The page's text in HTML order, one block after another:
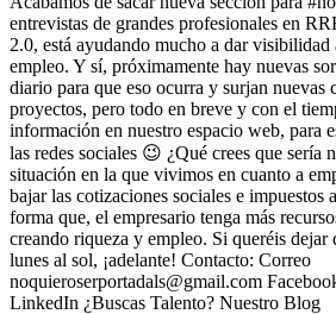
entrevistas de grandes profesionales en
2.0, está ayudando mucho a dar visibilidad
empleo. Y sí, próximamente hay nuevas
diario para que eso ocurra y surjan nuevas
proyectos, pero todo en breve y con el
información en nuestro espacio web, para
las redes sociales 😉 ¿Qué crees que sería
situación en la que vivimos en cuanto a
bajar las cotizaciones sociales e impuestos
forma que, el empresario tenga más
creando riqueza y empleo. Si queréis dejar
lunes al sol, ¡adelante! Contacto: Correo
noquieroserportadals@gmail.com
LinkedIn ¿Buscas Talento? Nuestro Blog